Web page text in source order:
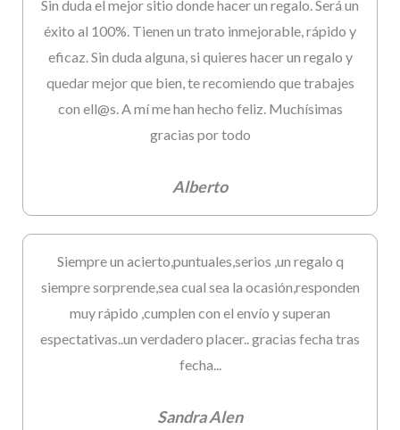
Sin duda el mejor sitio donde hacer un regalo. Será un
éxito al 100%. Tienen un trato inmejorable, rápido y
eficaz. Sin duda alguna, si quieres hacer un regalo y
quedar mejor que bien, te recomiendo que trabajes
con ell@s. A mí me han hecho feliz. Muchísimas
gracias por todo
Alberto
Siempre un acierto,puntuales,serios ,un regalo q
siempre sorprende,sea cual sea la ocasión,responden
muy rápido ,cumplen con el envío y superan
espectativas..un verdadero placer.. gracias fecha tras
fecha...
Sandra Alen